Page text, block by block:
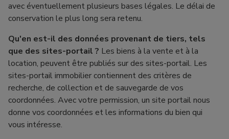
avec éventuellement plusieurs bases légales. Le délai de
conservation le plus long sera retenu.
Qu'en est-il des données provenant de tiers, tels
que des sites-portail ? Les biens à la vente et à la
location, peuvent être publiés sur des sites-portail. Les
sites-portail immobilier contiennent des critères de
recherche, de collection et de sauvegarde de vos
coordonnées. Avec votre permission, un site portail nous
donne vos coordonnées et les informations du bien qui
vous intéresse.